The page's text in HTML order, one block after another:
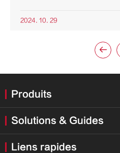
2024. 10. 29

Produits
Solutions & Guides
Liens rapides